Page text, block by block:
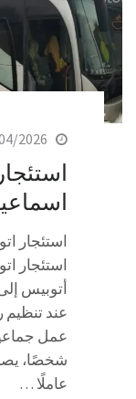
2026
استئجار
أتوبيس
عند تنظيم
شخصًا،
عاملًا …